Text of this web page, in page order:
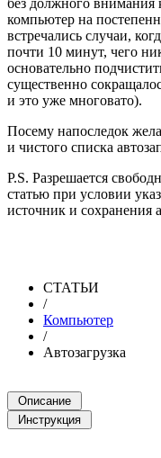
компьютер на
встречались случаи,
почти 10 минут, чего
основательно
существенно
и это уже многовато).
Посему напоследок
и чистого списка
P.S. Разрешается
статью при условии
источник и сохранения
СТАТЬИ
/
Компьютер
/
Автозагрузка